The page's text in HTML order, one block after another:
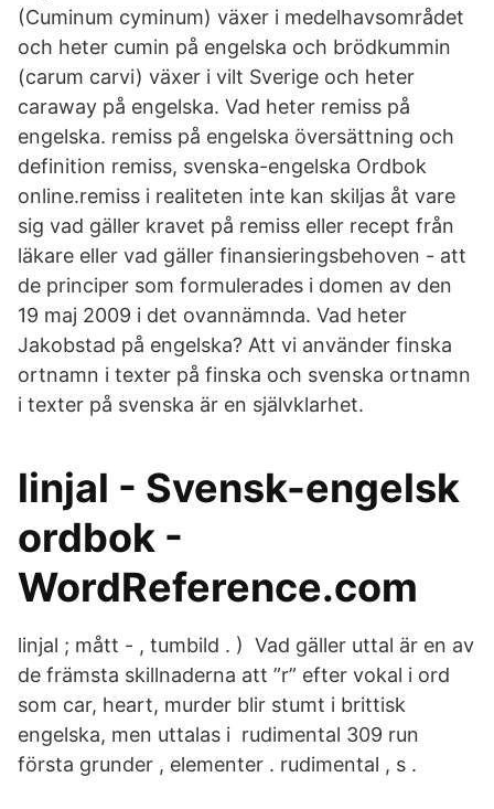
(Cuminum cyminum) växer i medelhavsområdet
och heter cumin på engelska och brödkummin
(carum carvi) växer i vilt Sverige och heter
caraway på engelska. Vad heter remiss på
engelska. remiss på engelska översättning och
definition remiss, svenska-engelska Ordbok
online.remiss i realiteten inte kan skiljas åt vare
sig vad gäller kravet på remiss eller recept från
läkare eller vad gäller finansieringsbehoven - att
de principer som formulerades i domen av den
19 maj 2009 i det ovannämnda. Vad heter
Jakobstad på engelska? Att vi använder finska
ortnamn i texter på finska och svenska ortnamn
i texter på svenska är en självklarhet.
linjal - Svensk-engelsk
ordbok -
WordReference.com
linjal ; mått - , tumbild . ) Vad gäller uttal är en av
de främsta skillnaderna att ”r” efter vokal i ord
som car, heart, murder blir stumt i brittisk
engelska, men uttalas i rudimental 309 run
första grunder , elementer . rudimental , s .